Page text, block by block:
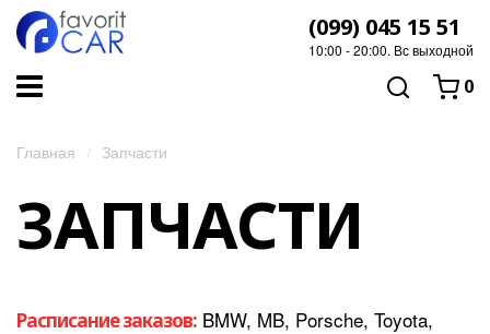
(099) 045 15 51
10:00 - 20:00. Вс выходной
0
Главная Запчасти
ЗАПЧАСТИ
Расписание заказов: BMW, MB, Porsche, Toyota,